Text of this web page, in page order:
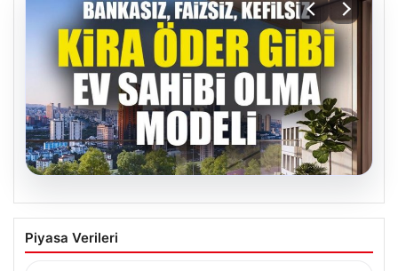
05.08.2026
DAP Yapı’dan bir ilk! Emlak Konut
güvencesi Dap vizyonuyla kendi
Piyasa Verileri